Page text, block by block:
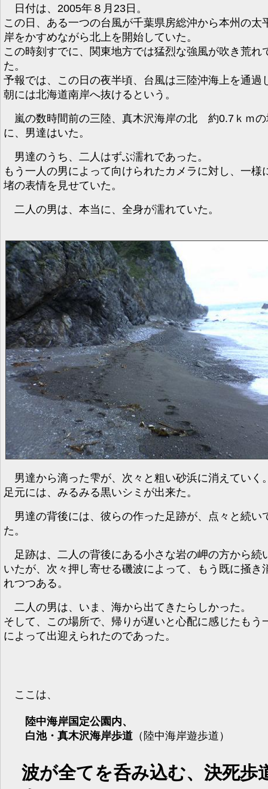
日付は、2005年８月23日。
この日、ある一つの台風が千葉県房総沖から本州の太
岸をかすめながら北上を開始していた。
この時刻すでに、関東地方では猛烈な強風が吹き荒れ
た。
予報では、この日の夜半頃、台風は三陸沖海上を通過
朝には北海道南岸へ抜けるという。
嵐の数時間前の三陸、真木沢海岸の北 約0.7ｋｍの
に、男達はいた。
男達のうち、二人はずぶ濡れであった。
もう一人の男によって向けられたカメラに対し、一様
堵の表情を見せていた。
二人の男は、本当に、全身が濡れていた。
男達から滴った雫が、次々と粗い砂浜に消えていく
足元には、みるみる黒いシミが出来た。
男達の背後には、彼らの作った足跡が、点々と続い
た。
足跡は、二人の背後にある小さな岩の岬の方から続
いたが、次々押し寄せる磯波によって、もう既に掻き
れつつある。
二人の男は、いま、海から出てきたらしかった。
そして、この場所で、帰りが遅いと心配に感じたもう
によって出迎えられたのであった。
ここは、
陸中海岸国定公園内、
白池・真木沢海岸歩道 （陸中海岸遊歩道）
波が全てを呑み込む、決死歩